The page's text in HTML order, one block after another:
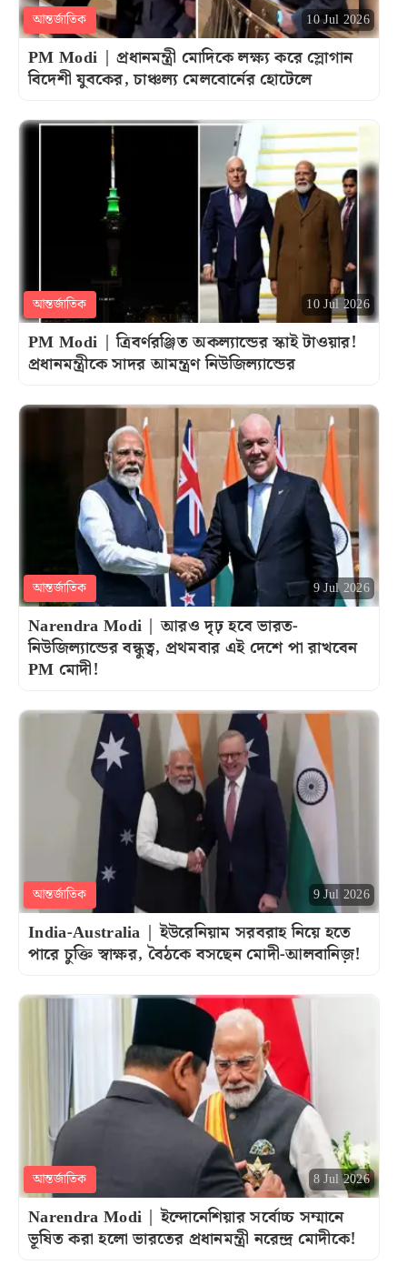
আন্তর্জাতিক 10 Jul 2026
PM Modi | প্রধানমন্ত্রী মোদিকে লক্ষ্য করে স্লোগান
বিদেশী যুবকের, চাঞ্চল্য মেলবোর্নের হোটেলে
আন্তর্জাতিক 10 Jul 2026
PM Modi | ত্রিবর্ণরঞ্জিত অকল্যান্ডের স্কাই টাওয়ার!
প্রধানমন্ত্রীকে সাদর আমন্ত্রণ নিউজিল্যান্ডের
আন্তর্জাতিক 9 Jul 2026
Narendra Modi | আরও দৃঢ় হবে ভারত-
নিউজিল্যান্ডের বন্ধুত্ব, প্রথমবার এই দেশে পা রাখবেন
PM মোদী!
আন্তর্জাতিক 9 Jul 2026
India-Australia | ইউরেনিয়াম সরবরাহ নিয়ে হতে
পারে চুক্তি স্বাক্ষর, বৈঠকে বসছেন মোদী-আলবানিজ়!
আন্তর্জাতিক 8 Jul 2026
Narendra Modi | ইন্দোনেশিয়ার সর্বোচ্চ সম্মানে
ভূষিত করা হলো ভারতের প্রধানমন্ত্রী নরেন্দ্র মোদীকে!